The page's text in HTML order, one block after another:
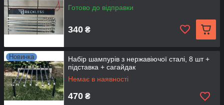
Готово до відправки
340 ₴
Новинка
Набір шампурів з нержавіючої сталі, 8 шт +
підставка + сагайдак
Немає в наявності
470 ₴